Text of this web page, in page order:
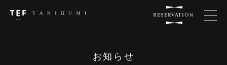
RESERVATION
お知らせ